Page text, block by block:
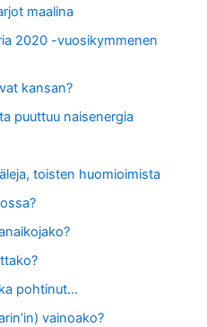
maalina
2020 -vuosikymmenen
kansan?
puuttuu naisenergia
toisten huomioimista
pohtinut…
vainoako?